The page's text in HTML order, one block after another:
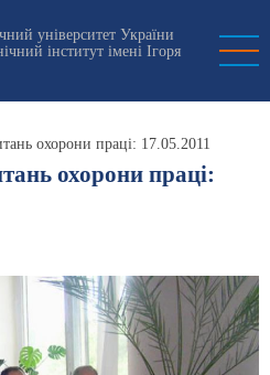
університет України
інститут імені Ігоря
охорони праці: 17.05.2011
охорони праці: